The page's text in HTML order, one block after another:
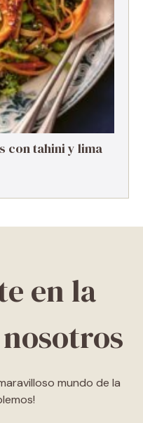
con tahini y lima
en la
mundo de la